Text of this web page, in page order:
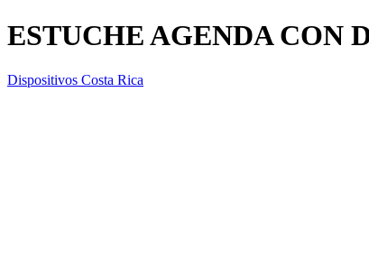
ESTUCHE AGENDA CON
Dispositivos Costa Rica